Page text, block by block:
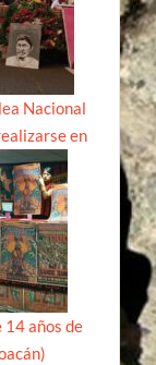
Nacional
en
años de